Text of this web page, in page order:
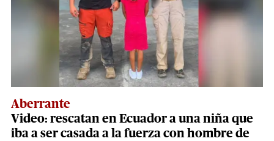
Aberrante
Video: rescatan en Ecuador a una niña que
iba a ser casada a la fuerza con hombre de